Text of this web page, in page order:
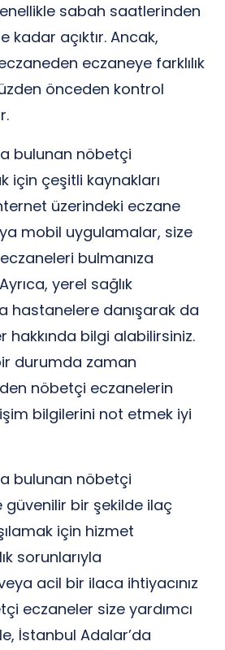
sabah saatlerinden
açıktır. Ancak,
eczaneye farklılık
önceden kontrol
bulunan nöbetçi
için çeşitli kaynakları
üzerindeki eczane
mobil uygulamalar, size
bulmanıza
yerel sağlık
hastanelere danışarak da
hakkında bilgi alabilirsiniz.
durumda zaman
nöbetçi eczanelerin
bilgilerini not etmek iyi
bulunan nöbetçi
güvenilir bir şekilde ilaç
için hizmet
sorunlarıyla
veya acil bir ilaca ihtiyacınız
eczaneler size yardımcı
İstanbul Adalar’da